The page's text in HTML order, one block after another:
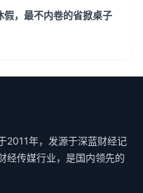
假，最不内卷的省掀桌子
2011年，发源于深蓝财经记
经传媒行业，是国内领先的